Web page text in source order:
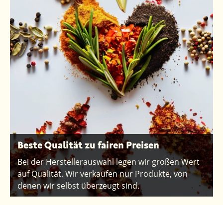
Beste Qualität zu fairen Preisen
Bei der Herstellerauswahl legen wir großen Wert
auf Qualität. Wir verkaufen nur Produkte, von
denen wir selbst überzeugt sind.